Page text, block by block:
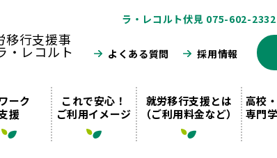
ラ・レコルト伏見 075-602-2332
よくある質問 採用情報
ーク
援
これで安心！
ご利用イメージ
就労移行支援とは
（ご利用料金など）
高校
専門